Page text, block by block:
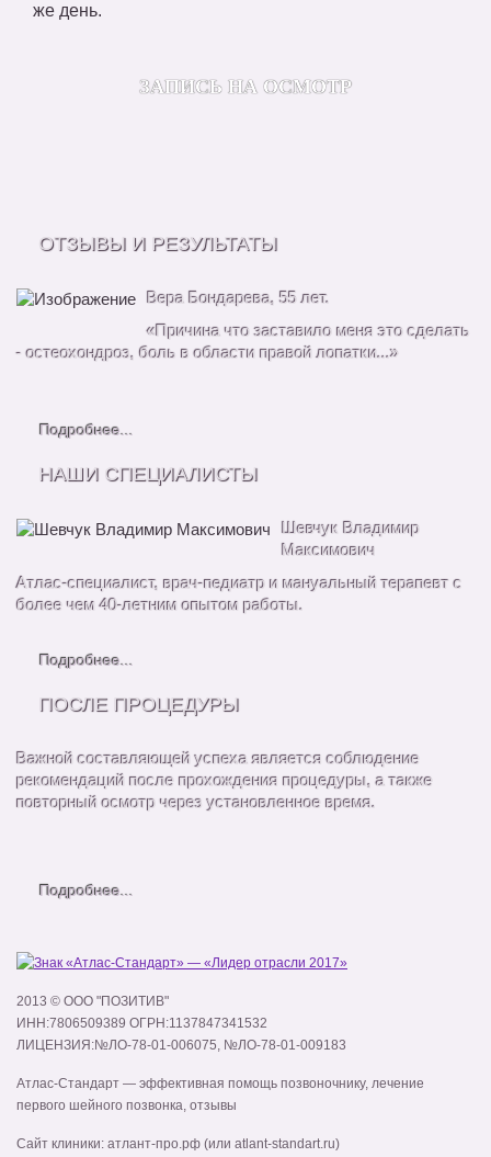
же день.
ЗАПИСЬ НА ОСМОТР
ОТЗЫВЫ И РЕЗУЛЬТАТЫ
Вера Бондарева, 55 лет.
«Причина что заставило меня это сделать
- остеохондроз, боль в области правой лопатки...»
Подробнее...
НАШИ СПЕЦИАЛИСТЫ
Шевчук Владимир
Максимович
Атлас-специалист, врач-педиатр и мануальный терапевт с
более чем 40-летним опытом работы.
Подробнее...
ПОСЛЕ ПРОЦЕДУРЫ
Важной составляющей успеха является соблюдение
рекомендаций после прохождения процедуры, а также
повторный осмотр через установленное время.
Подробнее...
2013 © ООО "ПОЗИТИВ"
ИНН:7806509389 ОГРН:1137847341532
ЛИЦЕНЗИЯ:№ЛО-78-01-006075, №ЛО-78-01-009183
Атлас-Стандарт — эффективная помощь позвоночнику, лечение
первого шейного позвонка, отзывы
Сайт клиники: атлант-про.рф (или atlant-standart.ru)